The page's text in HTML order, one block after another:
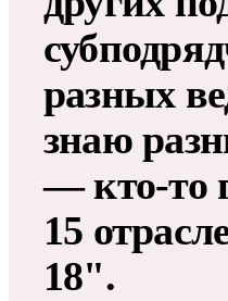
разных
знаю
— кто-то
15
18".